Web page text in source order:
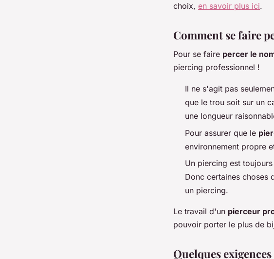
choix, en savoir plus ici.
Comment se faire
Pour se faire percer le
piercing professionnel !
Il ne s'agit pas
que le trou soit sur un
une longueur
Pour assurer que le
environnement propre
Un piercing est
Donc certaines choses
un piercing.
Le travail d'un pierceur
pouvoir porter le plus de
Quelques